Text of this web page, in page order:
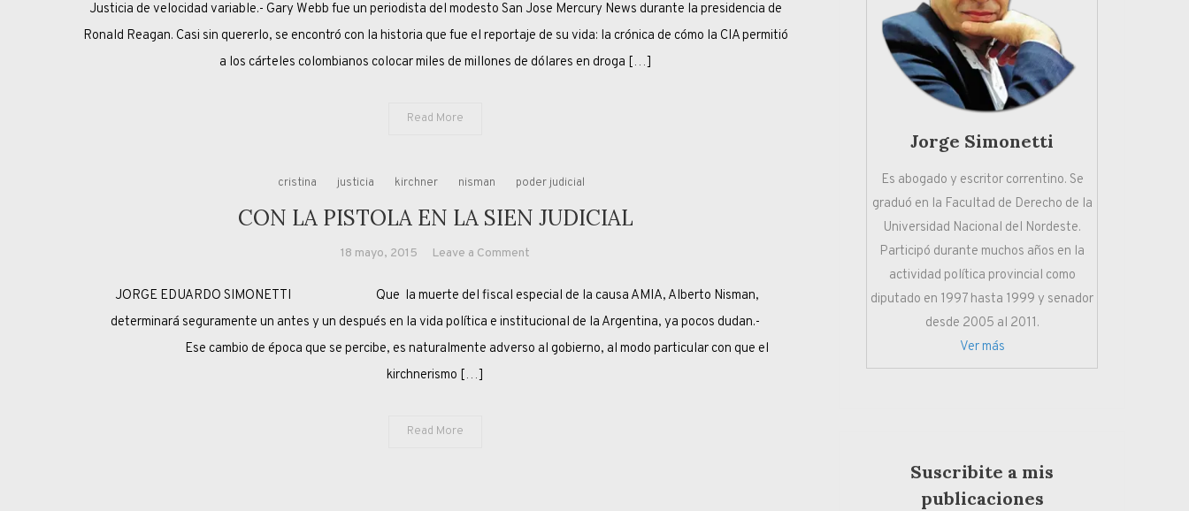
AL
MENSAJERO
Justicia de velocidad variable.- Gary Webb fue un periodista del modesto San Jose Mercury News durante la presidencia de
Ronald Reagan. Casi sin quererlo, se encontró con la historia que fue el reportaje de su vida: la crónica de cómo la CIA permitió
a los cárteles colombianos colocar miles de millones de dólares en droga […]
Read More
cristina justicia kirchner nisman poder judicial
CON LA PISTOLA EN LA SIEN JUDICIAL
18 mayo, 2015 Leave a Comment
LA
PISTOLA
JORGE EDUARDO SIMONETTI Que la muerte del fiscal especial de la causa AMIA, Alberto Nisman,
determinará seguramente un antes y un después en la vida política e institucional de la Argentina, ya pocos dudan.-
Ese cambio de época que se percibe, es naturalmente adverso al gobierno, al modo particular con que el
kirchnerismo […]
Read More
Jorge Simonetti
Es abogado y escritor correntino. Se
graduó en la Facultad de Derecho de la
Universidad Nacional del Nordeste.
Participó durante muchos años en la
actividad política provincial como
diputado en 1997 hasta 1999 y senador
desde 2005 al 2011.
Ver más
Suscribite a mis
publicaciones